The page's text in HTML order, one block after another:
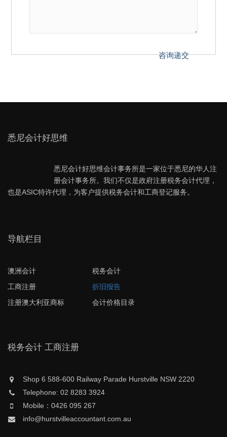
悉尼会计好思维
悉尼会计好思维会计事务所是一家位于悉尼的华人注
册会计事务所。我们不仅是政府注册税务会计代理，
也是ASIC特许代理，为客户提供税务会计和工商登记服务。
导航栏目
澳洲会计
税务会计
工商注册
折旧报告
注册澳大利亚商标
会计价格目录
税务会计 工商注册
Shop 6 588-600 Railway Parade Hurstville NSW 2220
Telephone: 02 8283 3924
Mobile：0426 095 267
info@hurstvilleaccountant.com.au